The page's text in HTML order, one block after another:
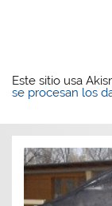
Este sitio usa
se procesan los